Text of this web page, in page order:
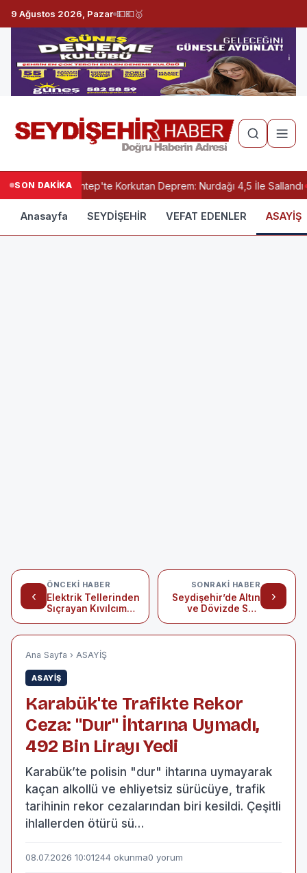
9 Ağustos 2026, Pazar 💵💶🥇
SON DAKİKAGaziantep'te Korkutan Deprem: Nurdağı 4,5 İle Sallandı
Anasayfa SEYDİŞEHİR VEFAT EDENLER ASAYİŞ
‹
ÖNCEKI HABER
Elektrik Tellerinden
Sıçrayan Kıvılcım
›
SONRAKI HABER
Seydişehir’de Altın
ve Dövizde Son
Ana Sayfa › ASAYİŞ
ASAYİŞ
Karabük'te Trafikte Rekor
Ceza: "Dur" İhtarına Uymadı,
492 Bin Lirayı Yedi
Karabük’te polisin "dur" ihtarına uymayarak
kaçan alkollü ve ehliyetsiz sürücüye, trafik
tarihinin rekor cezalarından biri kesildi. Çeşitli
ihlallerden ötürü sü…
08.07.2026 10:01244 okunma0 yorum